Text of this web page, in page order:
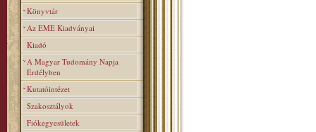
Könyvtár
Az EME Kiadványai
Kiadó
A Magyar Tudomány Napja
Erdélyben
Kutatóintézet
Szakosztályok
Fiókegyesületek